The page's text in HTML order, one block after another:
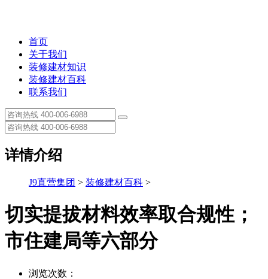
首页
关于我们
装修建材知识
装修建材百科
联系我们
详情介绍
J9直营集团 > 装修建材百科 >
切实提拔材料效率取合规性；
市住建局等六部分
浏览次数：